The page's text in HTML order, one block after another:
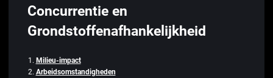
Concurrentie en
Grondstoffenafhankelijkheid
Milieu-impact
Arbeidsomstandigheden